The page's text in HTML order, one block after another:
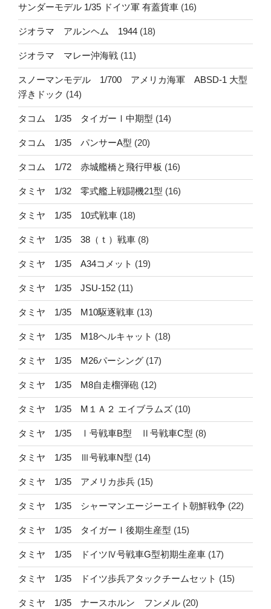
サンダーモデル 1/35 ドイツ軍 有蓋貨車 (16)
ジオラマ アルンヘム 1944 (18)
ジオラマ マレー沖海戦 (11)
スノーマンモデル 1/700 アメリカ海軍 ABSD-1 大型
浮きドック (14)
タコム 1/35 タイガーⅠ中期型 (14)
タコム 1/35 パンサーA型 (20)
タコム 1/72 赤城艦橋と飛行甲板 (16)
タミヤ 1/32 零式艦上戦闘機21型 (16)
タミヤ 1/35 10式戦車 (18)
タミヤ 1/35 38（ｔ）戦車 (8)
タミヤ 1/35 A34コメット (19)
タミヤ 1/35 JSU-152 (11)
タミヤ 1/35 M10駆逐戦車 (13)
タミヤ 1/35 M18ヘルキャット (18)
タミヤ 1/35 M26パーシング (17)
タミヤ 1/35 M8自走榴弾砲 (12)
タミヤ 1/35 M１Ａ２ エイブラムズ (10)
タミヤ 1/35 Ⅰ号戦車B型 Ⅱ号戦車C型 (8)
タミヤ 1/35 Ⅲ号戦車N型 (14)
タミヤ 1/35 アメリカ歩兵 (15)
タミヤ 1/35 シャーマンエージーエイト朝鮮戦争 (22)
タミヤ 1/35 タイガーⅠ後期生産型 (15)
タミヤ 1/35 ドイツⅣ号戦車G型初期生産車 (17)
タミヤ 1/35 ドイツ歩兵アタックチームセット (15)
タミヤ 1/35 ナースホルン フンメル (20)